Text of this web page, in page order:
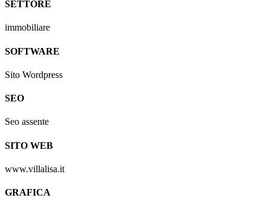
SETTORE
immobiliare
SOFTWARE
Sito Wordpress
SEO
Seo assente
SITO WEB
www.villalisa.it
GRAFICA